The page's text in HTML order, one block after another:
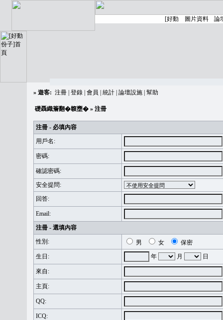
» 遊客: 注冊 登錄 會員 統計 論壇設施 幫助
礎聶織簷翻�䪖壅� » 注冊
注冊 - 必填內容
用戶名:
密碼:
確認密碼:
安全提問:
回答:
Email:
注冊 - 選填內容
性別:
男 女
保密
生日:
年 月 日
來自:
主頁:
QQ:
ICQ: